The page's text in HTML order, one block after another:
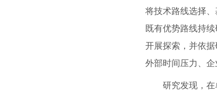
将技术路线选择
既有优势路线持
开展探索，并依
外部时间压力、
研究发现，